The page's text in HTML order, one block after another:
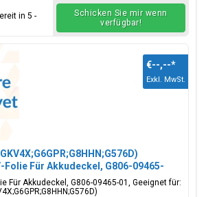
in 5 -
Schicken Sie mir wenn
verfügbar!
Folie Für Akkudeckel, G806-09465-
Für Akkudeckel, G806-09465-01, Geeignet für:
€--,--*
Exkl. MwSt.